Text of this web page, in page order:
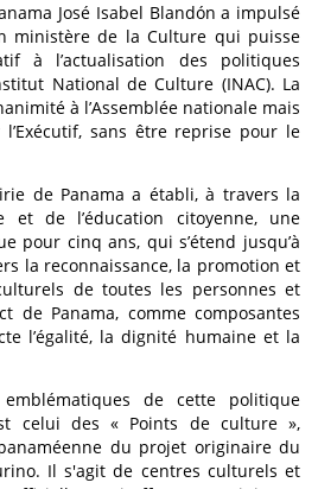
José Isabel Blandón a impulsé
ministère de la Culture qui puisse
à l’actualisation des politiques
National de Culture (INAC). La
à l’Assemblée nationale mais
sans être reprise pour le
de Panama a établi, à travers la
de l’éducation citoyenne, une
pour cinq ans, qui s’étend jusqu’à
la reconnaissance, la promotion et
de toutes les personnes et
de Panama, comme composantes
l’égalité, la dignité humaine et la
emblématiques de cette politique
celui des « Points de culture »,
du projet originaire du
Il s'agit de centres culturels et